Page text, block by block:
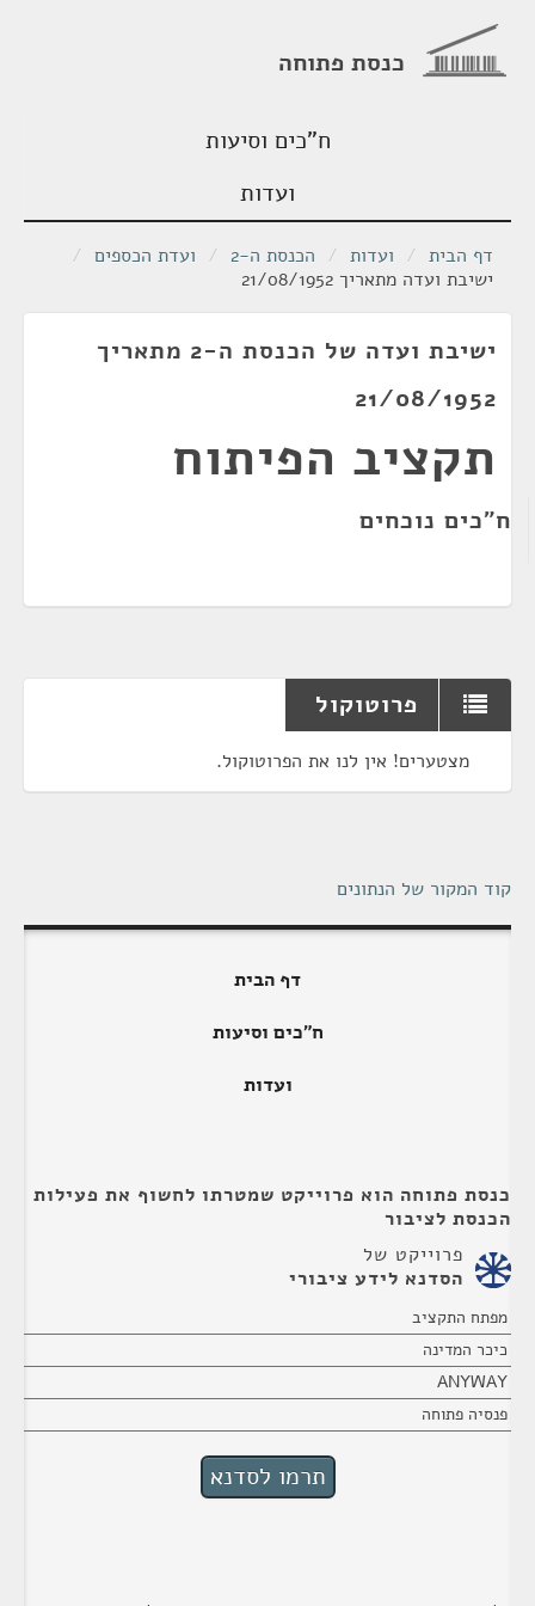
כנסת פתוחה
ח"כים וסיעות
ועדות
דף הבית / ועדות / הכנסת ה-2 / ועדת הכספים /
ישיבת ועדה מתאריך 21/08/1952
ישיבת ועדה של הכנסת ה-2 מתאריך
21/08/1952
תקציב הפיתוח
ח"כים נוכחים
פרוטוקול
מצטערים! אין לנו את הפרוטוקול.
קוד המקור של הנתונים
דף הבית
ח"כים וסיעות
ועדות
כנסת פתוחה הוא פרוייקט שמטרתו לחשוף את פעילות
הכנסת לציבור
פרוייקט של
הסדנא לידע ציבורי
מפתח התקציב
כיכר המדינה
ANYWAY
פנסיה פתוחה